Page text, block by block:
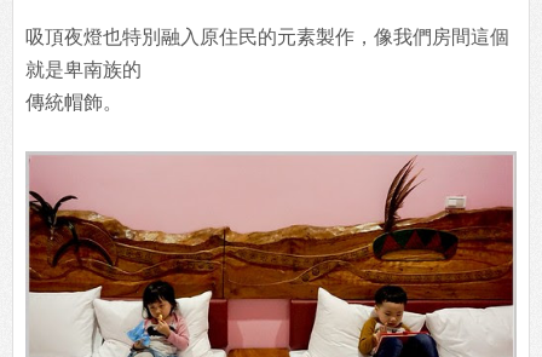
吸頂夜燈也特別融入原住民的元素製作，像我們房間這個
就是卑南族的
傳統帽飾。